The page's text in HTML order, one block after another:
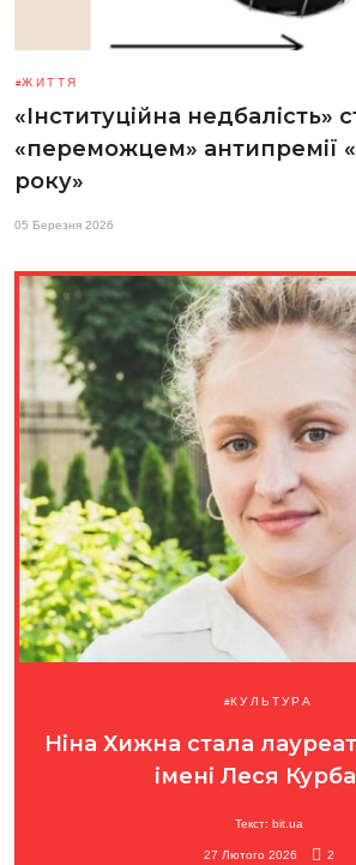
ЖИТТЯ
«Інституційна недбалість»
«переможцем» антипремії
року»
05 Березня 2026
КУЛЬТУРА
Ніна Хижна стала
імені Леся
Текст: bit.ua
27 Лютого 2026 2